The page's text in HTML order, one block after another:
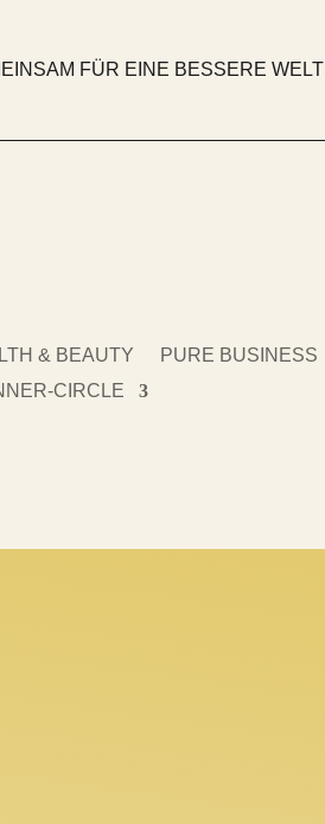
FÜR EINE BESSERE WELT
& BEAUTY PURE BUSINESS
CIRCLE